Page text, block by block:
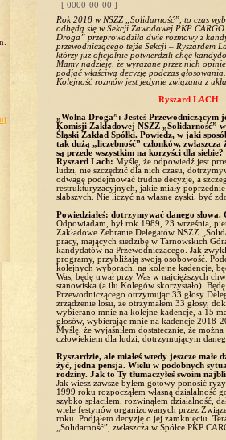
[ 0000-00-00 ]
Rok 2018 w NSZZ „Solidarność”, to czas
odbędą się w Sekcji Zawodowej PKP
Droga” przeprowadziła dwie rozmowy z
przewodniczącego tejże Sekcji – Ryszardem
którzy już oficjalnie potwierdzili chęć
Mamy nadzieję, że wyrażane przez nich
podjąć właściwą decyzję podczas głosowania.
Kolejność rozmów jest jedynie związana z
Ryszard LACH
„Wolna Droga”: Jesteś Przewodniczącym
Komisji Zakładowej NSZZ „Solidarność”
Śląski Zakład Spółki. Powiedz, w jaki
tak dużą „liczebność” członków,
są przede wszystkim na korzyści dla siebie?
Ryszard Lach: Myślę, że odpowiedź jest
ludzi, nie szczędzić dla nich czasu,
odwagę podejmować trudne decyzje, a
restrukturyzacyjnych, jakie miały
słabszych. Nie liczyć na własne zyski, być
Powiedziałeś: dotrzymywać danego
Odpowiadam, był rok 1989, 23 września,
Zakładowe Zebranie Delegatów NSZZ
pracy, mających siedzibę w Tarnowskich
kandydatów na Przewodniczącego. Jak
programy, przybliżają swoją osobowość.
kolejnych wyborach, na kolejne kadencje,
Was, będę trwał przy Was w najcięższych
stanowiska (a ilu Kolegów skorzystało).
Przewodniczącego otrzymując 33 głosy
zrządzenie losu, że otrzymałem 33 głosy,
wybierano mnie na kolejne kadencje, a 15
głosów, wybierając mnie na kadencje 2018-
Myślę, że wyjaśniłem dostatecznie, że
człowiekiem dla ludzi, dotrzymującym
Ryszardzie, ale miałeś wtedy jeszcze
żyć, jedna pensja. Wielu w podobnych
rodziny. Jak to Ty tłumaczyłeś swoim
Jak wiesz zawsze byłem gotowy ponosić
1999 roku rozpocząłem własną działalność
szybko spłaciłem, rozwinąłem działalność,
wiele festynów organizowanych przez
roku. Podjąłem decyzję o jej zamknięciu.
„Solidarność”, zwłaszcza w Spółce PKP